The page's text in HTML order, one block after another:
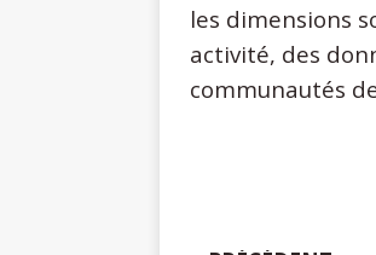
les dimensions
activité, des
communautés